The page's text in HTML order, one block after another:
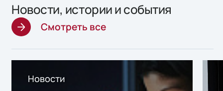
Новости, истории и события
Смотреть все
Новости